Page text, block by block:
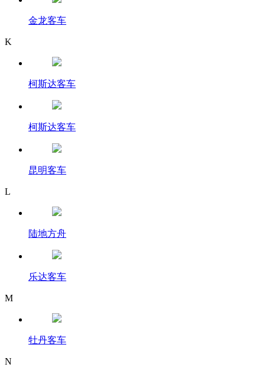
金龙客车
K
柯斯达客车
柯斯达客车
昆明客车
L
陆地方舟
乐达客车
M
牡丹客车
N